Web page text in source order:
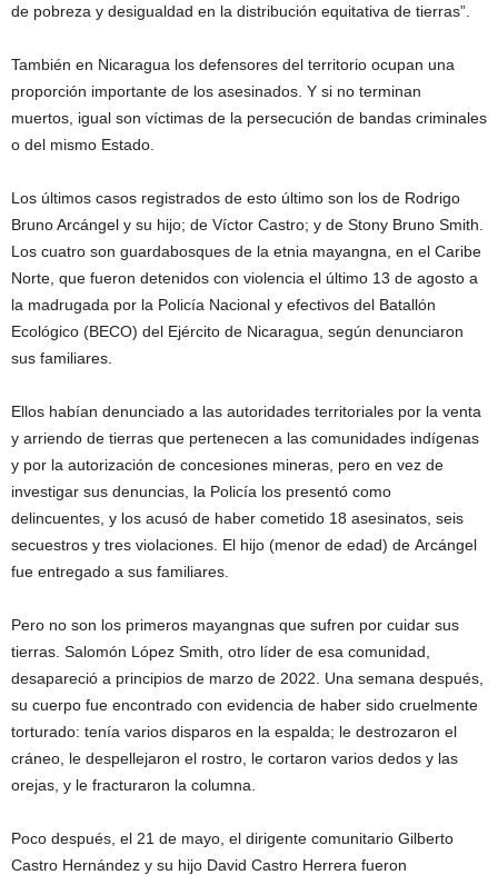
de pobreza y desigualdad en la distribución equitativa de tierras”.
También en Nicaragua los defensores del territorio ocupan una
proporción importante de los asesinados. Y si no terminan
muertos, igual son víctimas de la persecución de bandas criminales
o del mismo Estado.
Los últimos casos registrados de esto último son los de Rodrigo
Bruno Arcángel y su hijo; de Víctor Castro; y de Stony Bruno Smith.
Los cuatro son guardabosques de la etnia mayangna, en el Caribe
Norte, que fueron detenidos con violencia el último 13 de agosto a
la madrugada por la Policía Nacional y efectivos del Batallón
Ecológico (BECO) del Ejército de Nicaragua, según denunciaron
sus familiares.
Ellos habían denunciado a las autoridades territoriales por la venta
y arriendo de tierras que pertenecen a las comunidades indígenas
y por la autorización de concesiones mineras, pero en vez de
investigar sus denuncias, la Policía los presentó como
delincuentes, y los acusó de haber cometido 18 asesinatos, seis
secuestros y tres violaciones. El hijo (menor de edad) de Arcángel
fue entregado a sus familiares.
Pero no son los primeros mayangnas que sufren por cuidar sus
tierras. Salomón López Smith, otro líder de esa comunidad,
desapareció a principios de marzo de 2022. Una semana después,
su cuerpo fue encontrado con evidencia de haber sido cruelmente
torturado: tenía varios disparos en la espalda; le destrozaron el
cráneo, le despellejaron el rostro, le cortaron varios dedos y las
orejas, y le fracturaron la columna.
Poco después, el 21 de mayo, el dirigente comunitario Gilberto
Castro Hernández y su hijo David Castro Herrera fueron